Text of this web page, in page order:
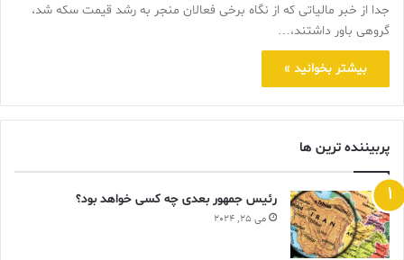
جدا از خبر مالیاتی که از نگاه برخی فعالان منجر به رشد قیمت سکه شد،
گروهی باور داشتند،…
بیشتر بخوانید »
پربیننده ترین ها
رئیس جمهور بعدی چه کسی خواهد بود؟
می 25, 2024